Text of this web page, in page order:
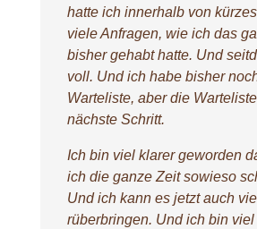
hatte ich innerhalb von
viele Anfragen, wie ich das
bisher gehabt hatte. Und
voll. Und ich habe bisher
Warteliste, aber die
nächste Schritt.
Ich bin viel klarer geworden
ich die ganze Zeit sowieso
Und ich kann es jetzt auch
rüberbringen. Und ich bin viel